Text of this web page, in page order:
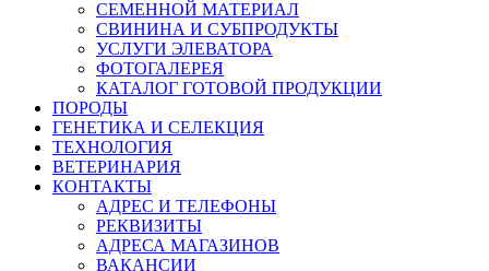
СЕМЕННОЙ МАТЕРИАЛ
СВИНИНА И СУБПРОДУКТЫ
УСЛУГИ ЭЛЕВАТОРА
ФОТОГАЛЕРЕЯ
КАТАЛОГ ГОТОВОЙ ПРОДУКЦИИ
ПОРОДЫ
ГЕНЕТИКА И СЕЛЕКЦИЯ
ТЕХНОЛОГИЯ
ВЕТЕРИНАРИЯ
КОНТАКТЫ
АДРЕС И ТЕЛЕФОНЫ
РЕКВИЗИТЫ
АДРЕСА МАГАЗИНОВ
ВАКАНСИИ